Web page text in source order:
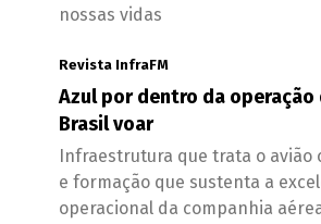
nossas vidas
Revista InfraFM
Azul por dentro da operação
Brasil voar
Infraestrutura que trata o avião
e formação que sustenta a
operacional da companhia